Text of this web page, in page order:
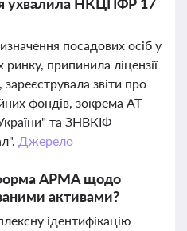
посадових осіб у
припинила ліцензії
звіти про
фондів, зокрема АТ
та ЗНВКІФ
Джерело
АРМА щодо
активами?
ідентифікацію